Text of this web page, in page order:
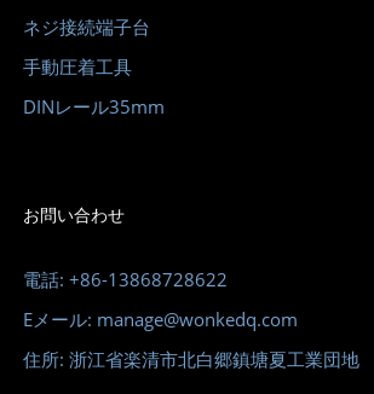
ネジ接続端子台
手動圧着工具
DINレール35mm
お問い合わせ
電話: +86-13868728622
Eメール: manage@wonkedq.com
住所: 浙江省楽清市北白郷鎮塘夏工業団地